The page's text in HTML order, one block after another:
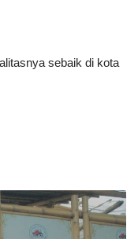
sebaik di kota